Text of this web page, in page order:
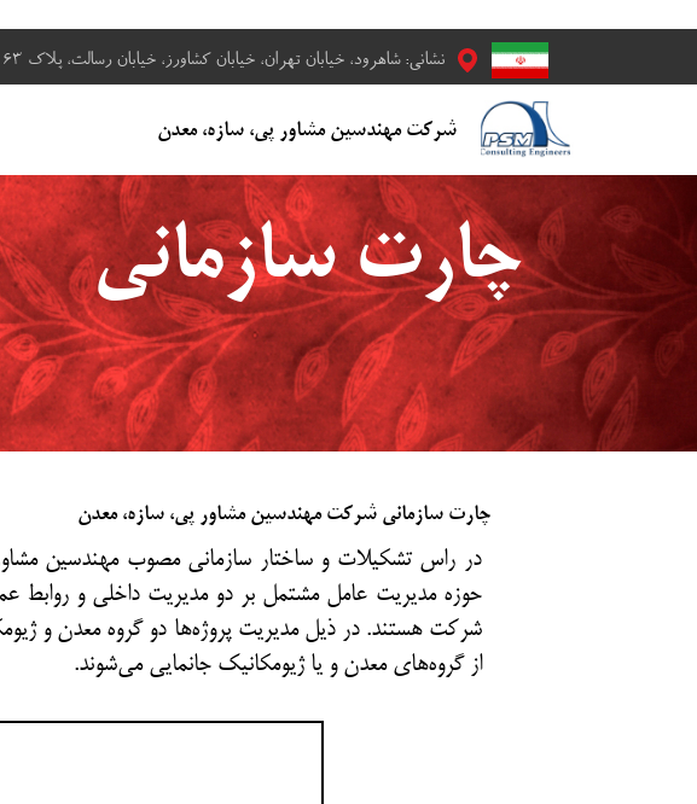
نشانی: شاهرود، خیابان تهران، خیابان کشاورز، خیابان رسالت، پلاک 63
​​​شرکت مهندسین مشاور پی، سازه، معدن
چارت سازمانی
چارت سازمانی شرکت مهندسین مشاور پی، سازه، معدن
در راس تشکیلات و ساختار سازمانی مصوب مهندسین
حوزه مدیریت عامل مشتمل بر دو مدیریت داخلی و روابط
شرکت هستند. در ذیل مدیریت پروژه‌­ها دو گروه معدن و
از گروه‌­های معدن و یا ژیومکانیک جانمایی می­‌شوند.